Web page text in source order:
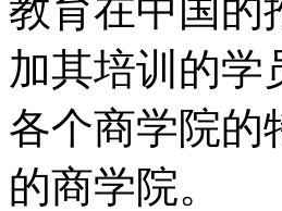
教育在中国的
加其培训的学
各个商学院的
的商学院。